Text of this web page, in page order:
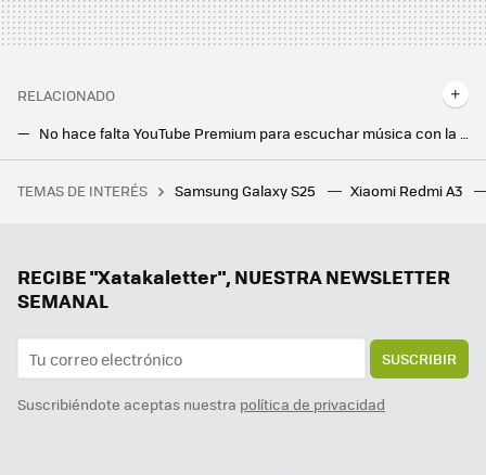
RELACIONADO
No hace falta YouTube Premium para escuchar música con la pantalla apagada en tu móvil Android: el truco del navegador no tiene rival
Si la pregunta es cuánto dinero existe en el mundo por persona, este revelador gráfico tiene la respuesta
TEMAS DE INTERÉS Samsung Galaxy S25 Xiaomi Redmi A3
RECIBE "Xatakaletter", NUESTRA NEWSLETTER
SEMANAL
SUSCRIBIR
Suscribiéndote aceptas nuestra política de privacidad